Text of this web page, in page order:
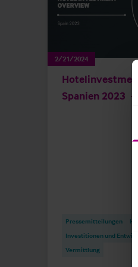
2/21/2024
Spanien 2023
Pressemitteilungen
Investitionen und
Vermittlung